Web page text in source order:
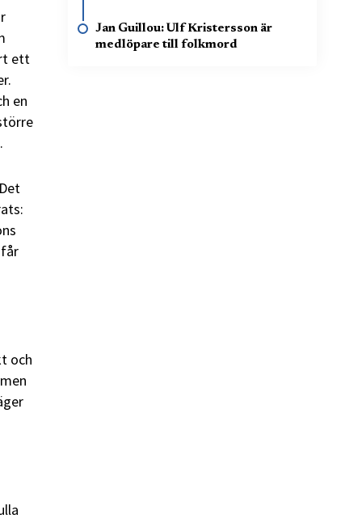
ett
en
och
Jan Guillou: Ulf Kristersson är
medlöpare till folkmord